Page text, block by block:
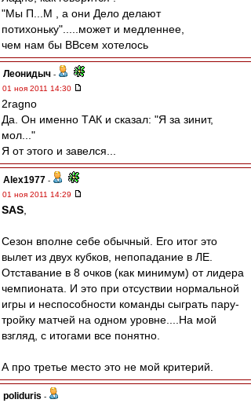
"Мы П...М , а они Дело делают
потихоньку".....может и медленнее,
чем нам бы ВВсем хотелось
Леонидыч -
01 ноя 2011 14:30
2ragno
Да. Он именно ТАК и сказал: "Я за зинит,
мол..."
Я от этого и завелся...
Alex1977 -
01 ноя 2011 14:29
SAS
Сезон вполне себе обычный. Его итог это
вылет из двух кубков, непопадание в ЛЕ.
Отставание в 8 очков (как минимум) от лидера
чемпионата. И это при отсуствии нормальной
игры и неспособности команды сыграть пару-
тройку матчей на одном уровне....На мой
взгляд, с итогами все понятно.
А про третье место это не мой критерий.
poliduris -